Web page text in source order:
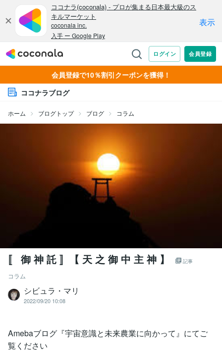
会員登録で10％割引クーポンを獲得！
ココナラブログ
ホーム ブログトップ ブログ コラム
〚 御 神 託 〛【 天 之 御 中 主 神 】 記事
コラム
シビュラ・マリ
2022/09/20 10:08
Amebaブログ『宇宙意識と未来農業に向かって』にてご
覧ください